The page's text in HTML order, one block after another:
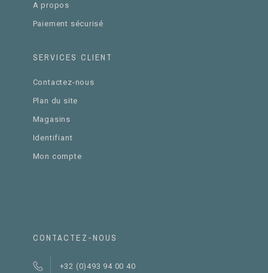
A propos
Paiement sécurisé
SERVICES CLIENT
Contactez-nous
Plan du site
Magasins
Identifiant
Mon compte
CONTACTEZ-NOUS
+32 (0)493 94 00 40